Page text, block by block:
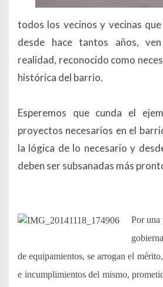
todos los vecinos y vecinas
desde hace tantos años,
realidad, reconocido como
histórica del barrio.
Esperemos que cunda el
proyectos necesarios en el
la lógica de lo necesario y
deben ser subsanadas más
Por una
deequipamientos, se arrogan el
e incumplimientos del mismo,